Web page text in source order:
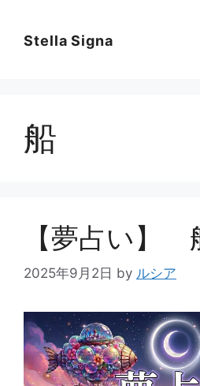
Stella Signa
船
【夢占い】
2025年9月2日 by ルシア